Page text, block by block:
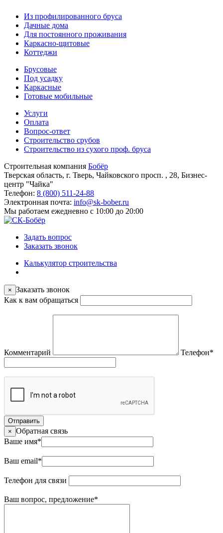
Из профилированного бруса
Дачные дома
Для постоянного проживания
Каркасно-щитовые
Коттеджи
Брусовые
Под усадку
Каркасные
Готовые мобильные
Услуги
Оплата
Вопрос-ответ
Строительство срубов
Строительство из сухого проф. бруса
Строительная компания Бобёр
Тверская область, г. Тверь, Чайковского просп. , 28, Бизнес-
центр "Чайка"
Телефон: 8 (800) 511-24-88
Электронная почта: info@sk-bober.ru
Мы работаем ежедневно с 10:00 до 20:00
Задать вопрос
Заказать звонок
Калькулятор строительства
× Заказать звонок
Как к вам обращаться
Комментарий Телефон*
Отправить
× Обратная связь
Ваше имя*
Ваш email*
Телефон для связи
Ваш вопрос, предложение*